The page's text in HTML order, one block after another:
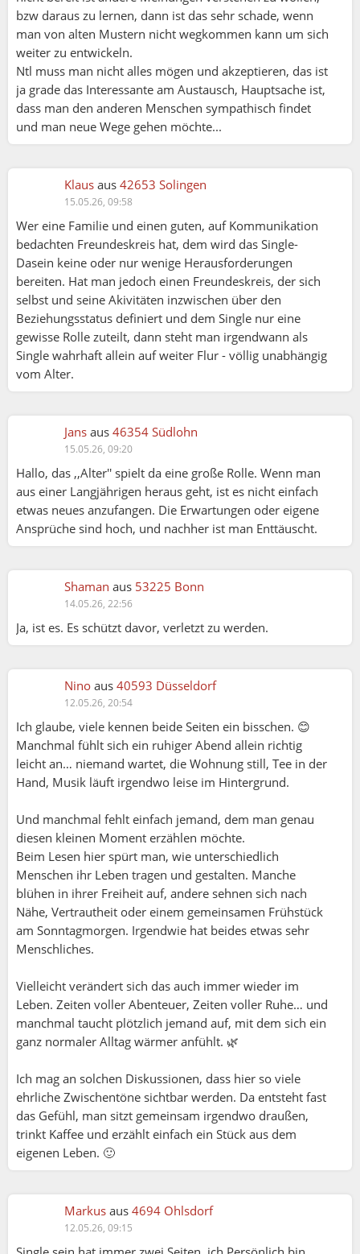
bzw daraus zu lernen, dann ist das sehr schade, wenn
man von alten Mustern nicht wegkommen kann um sich
weiter zu entwickeln.
Ntl muss man nicht alles mögen und akzeptieren, das ist
ja grade das Interessante am Austausch, Hauptsache ist,
dass man den anderen Menschen sympathisch findet
und man neue Wege gehen möchte...
Klaus aus 42653 Solingen
15.05.26, 09:58
Wer eine Familie und einen guten, auf Kommunikation
bedachten Freundeskreis hat, dem wird das Single-
Dasein keine oder nur wenige Herausforderungen
bereiten. Hat man jedoch einen Freundeskreis, der sich
selbst und seine Akivitäten inzwischen über den
Beziehungsstatus definiert und dem Single nur eine
gewisse Rolle zuteilt, dann steht man irgendwann als
Single wahrhaft allein auf weiter Flur - völlig unabhängig
vom Alter.
Jans aus 46354 Südlohn
15.05.26, 09:20
Hallo, das ,,Alter'' spielt da eine große Rolle. Wenn man
aus einer Langjährigen heraus geht, ist es nicht einfach
etwas neues anzufangen. Die Erwartungen oder eigene
Ansprüche sind hoch, und nachher ist man Enttäuscht.
Shaman aus 53225 Bonn
14.05.26, 22:56
Ja, ist es. Es schützt davor, verletzt zu werden.
Nino aus 40593 Düsseldorf
12.05.26, 20:54
Ich glaube, viele kennen beide Seiten ein bisschen. 😊
Manchmal fühlt sich ein ruhiger Abend allein richtig
leicht an… niemand wartet, die Wohnung still, Tee in der
Hand, Musik läuft irgendwo leise im Hintergrund.
Und manchmal fehlt einfach jemand, dem man genau
diesen kleinen Moment erzählen möchte.
Beim Lesen hier spürt man, wie unterschiedlich
Menschen ihr Leben tragen und gestalten. Manche
blühen in ihrer Freiheit auf, andere sehnen sich nach
Nähe, Vertrautheit oder einem gemeinsamen Frühstück
am Sonntagmorgen. Irgendwie hat beides etwas sehr
Menschliches.
Vielleicht verändert sich das auch immer wieder im
Leben. Zeiten voller Abenteuer, Zeiten voller Ruhe… und
manchmal taucht plötzlich jemand auf, mit dem sich ein
ganz normaler Alltag wärmer anfühlt. 🌿
Ich mag an solchen Diskussionen, dass hier so viele
ehrliche Zwischentöne sichtbar werden. Da entsteht fast
das Gefühl, man sitzt gemeinsam irgendwo draußen,
trinkt Kaffee und erzählt einfach ein Stück aus dem
eigenen Leben. 🙂
Markus aus 4694 Ohlsdorf
12.05.26, 09:15